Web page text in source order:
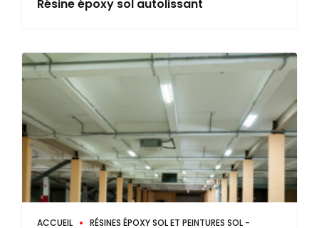
Résine époxy sol autolissant
ACCUEIL
RÉSINES ÉPOXY SOL ET PEINTURES SOL -